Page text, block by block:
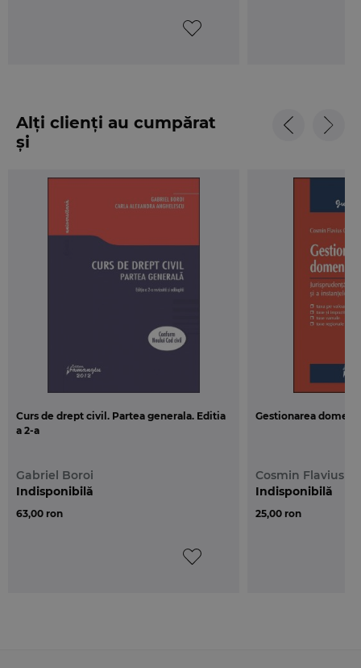
revendicare avand ca obiect dependintele domeniale s.a.
Alți clienți au cumpărat
și
Curs de drept civil. Partea generala. Editia
a 2-a
Gabriel Boroi
63,00 ron
Indisponibilă
Gestionarea
Cosmin Flavius
25,00 ron
Indisponibilă